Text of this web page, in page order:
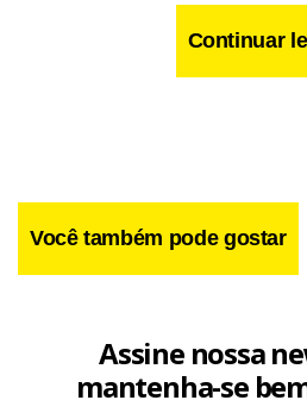
complicadas no cargo de
Continuar
Você também pode gostar
Assine nossa
mantenha-se